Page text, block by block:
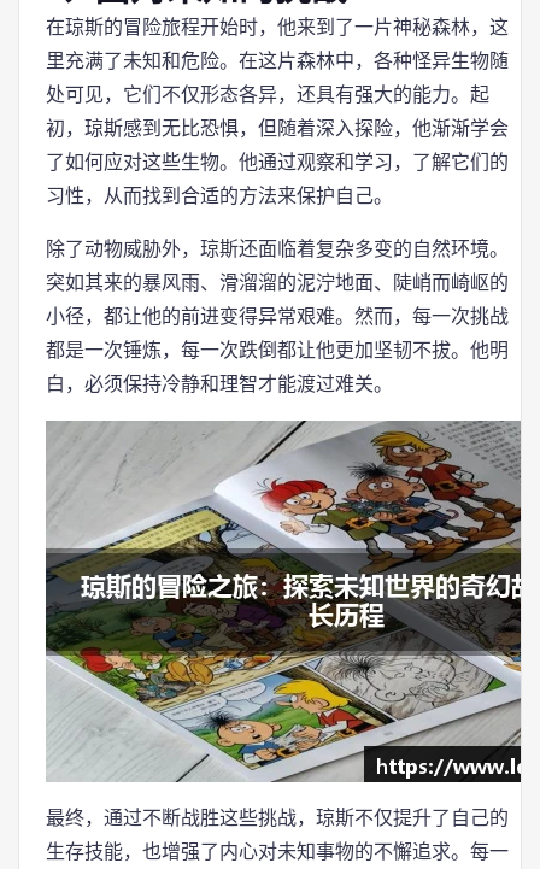
在琼斯的冒险旅程开始时，他来到了一片神秘森林，这
里充满了未知和危险。在这片森林中，各种怪异生物随
处可见，它们不仅形态各异，还具有强大的能力。起
初，琼斯感到无比恐惧，但随着深入探险，他渐渐学会
了如何应对这些生物。他通过观察和学习，了解它们的
习性，从而找到合适的方法来保护自己。
除了动物威胁外，琼斯还面临着复杂多变的自然环境。
突如其来的暴风雨、滑溜溜的泥泞地面、陡峭而崎岖的
小径，都让他的前进变得异常艰难。然而，每一次挑战
都是一次锤炼，每一次跌倒都让他更加坚韧不拔。他明
白，必须保持冷静和理智才能渡过难关。
最终，通过不断战胜这些挑战，琼斯不仅提升了自己的
生存技能，也增强了内心对未知事物的不懈追求。每一